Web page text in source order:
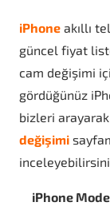
iPhone akıllı
güncel fiyat
cam değişimi
gördüğünüz
bizleri
değişimi
iPhone